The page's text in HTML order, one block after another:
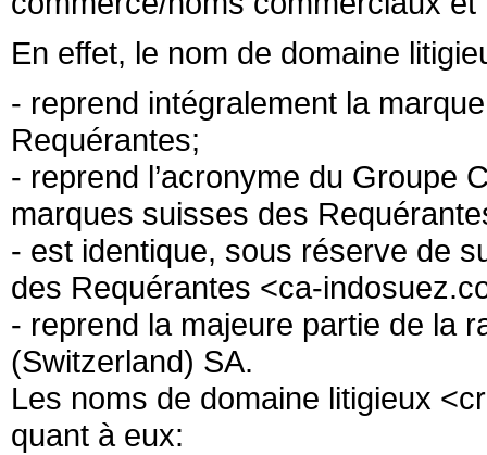
En effet, le nom de domaine
- reprend intégralement la
Requérantes;
- reprend l’acronyme du Groupe
marques suisses des
- est identique, sous réserve de
des Requérantes <ca-
- reprend la majeure partie de la
(Switzerland) SA.
Les noms de domaine litigieux
quant à eux: